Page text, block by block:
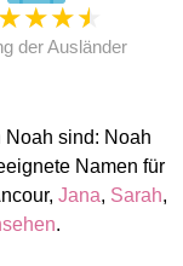
★★★★
der Ausländer
Noah sind: Noah
Namen für
Jana, Sarah,
.